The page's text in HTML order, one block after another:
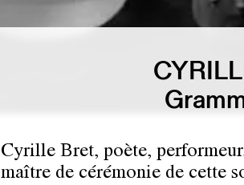
Cyrille Bret, poète,
maître de cérémonie de cette